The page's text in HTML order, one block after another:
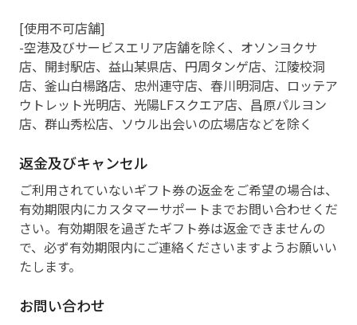
[使用不可店舗]
-空港及びサービスエリア店舗を除く、オソンヨクサ
店、開封駅店、益山某県店、円周タンゲ店、江陵校洞
店、釜山白楊路店、忠州連守店、春川明洞店、ロッテア
ウトレット光明店、光陽LFスクエア店、昌原パルヨン
店、群山秀松店、ソウル出会いの広場店などを除く
返金及びキャンセル
ご利用されていないギフト券の返金をご希望の場合は、
有効期限内にカスタマーサポートまでお問い合わせくだ
さい。有効期限を過ぎたギフト券は返金できませんの
で、必ず有効期限内にご連絡くださいますようお願いい
たします。
お問い合わせ